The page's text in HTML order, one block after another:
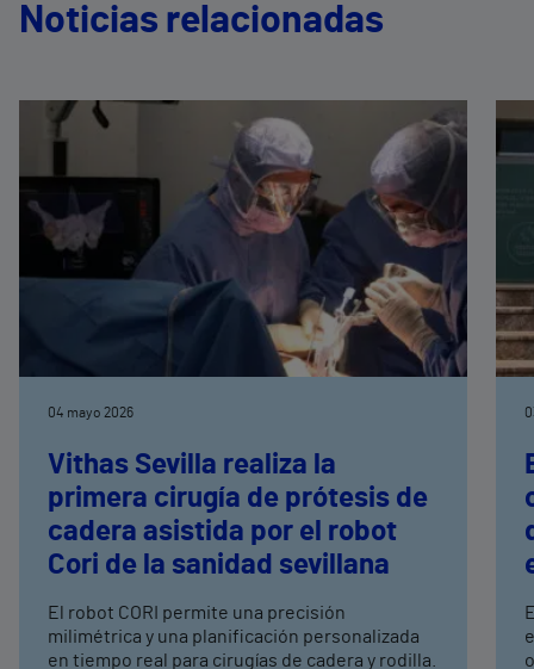
Noticias relacionadas
04 mayo 2026
Vithas Sevilla realiza la
primera cirugía de prótesis de
cadera asistida por el robot
Cori de la sanidad sevillana
El robot CORI permite una precisión
milimétrica y una planificación personalizada
en tiempo real para cirugías de cadera y rodilla.